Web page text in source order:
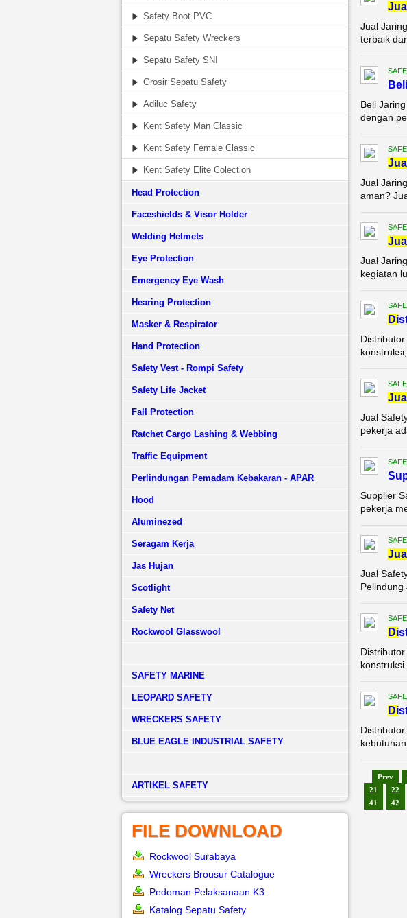
Safety Boot PVC
Sepatu Safety Wreckers
Sepatu Safety SNI
Grosir Sepatu Safety
Adiluc Safety
Kent Safety Man Classic
Kent Safety Female Classic
Kent Safety Elite Colection
Head Protection
Faceshields & Visor Holder
Welding Helmets
Eye Protection
Emergency Eye Wash
Hearing Protection
Masker & Respirator
Hand Protection
Safety Vest - Rompi Safety
Safety Life Jacket
Fall Protection
Ratchet Cargo Lashing & Webbing
Traffic Equipment
Perlindungan Pemadam Kebakaran - APAR
Hood
Aluminezed
Seragam Kerja
Jas Hujan
Scotlight
Safety Net
Rockwool Glasswool
SAFETY MARINE
LEOPARD SAFETY
WRECKERS SAFETY
BLUE EAGLE INDUSTRIAL SAFETY
­ARTIKEL SAFETY
FILE DOWNLOAD
Rockwool Surabaya
Wreckers Brousur Catalogue
Pedoman Pelaksanaan K3
Katalog Sepatu Safety
Jual
Jual
terbaik
Beli
dengan
Jual
Jual
aman?
Jual
Jual
kegiatan
Di
Jual
Jual
pekerja
Supplier
pekerja
Jual
Jual
Pelindung
Di
konstruksi
Di
Prev
21
22
41
42